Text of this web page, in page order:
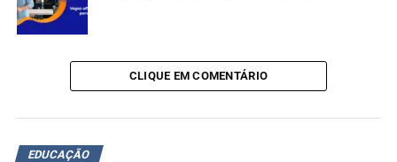
CLIQUE EM COMENTÁRIO
EDUCAÇÃO